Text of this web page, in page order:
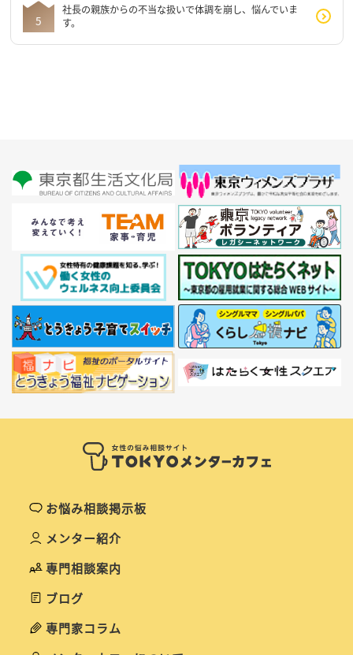
社長の親族からの不当な扱いで体調を崩し、悩んでいま
す。
お悩み相談掲示板
メンター紹介
専門相談案内
ブログ
専門家コラム